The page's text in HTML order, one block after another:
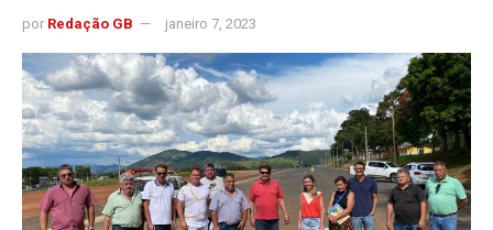
por Redação GB janeiro 7, 2023